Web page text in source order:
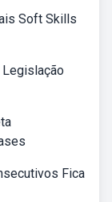
Soft Skills
Fica